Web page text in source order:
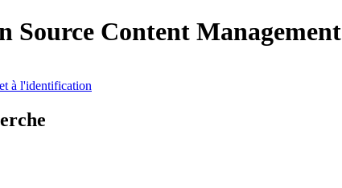
Source Content Management
à l'identification